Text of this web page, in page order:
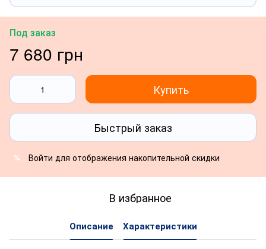
Под заказ
7 680 грн
Купить
Быстрый заказ
% Войти для отображения накопительной скидки
В избранное
Описание Характеристики